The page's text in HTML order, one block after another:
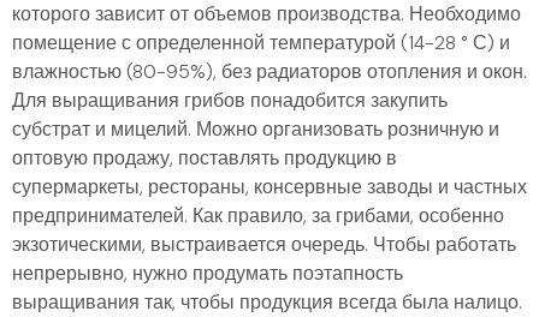
которого зависит от объемов производства. Необходимо
помещение с определенной температурой (14-28 ° С) и
влажностью (80-95%), без радиаторов отопления и окон.
Для выращивания грибов понадобится закупить
субстрат и мицелий. Можно организовать розничную и
оптовую продажу, поставлять продукцию в
супермаркеты, рестораны, консервные заводы и частных
предпринимателей. Как правило, за грибами, особенно
экзотическими, выстраивается очередь. Чтобы работать
непрерывно, нужно продумать поэтапность
выращивания так, чтобы продукция всегда была налицо.